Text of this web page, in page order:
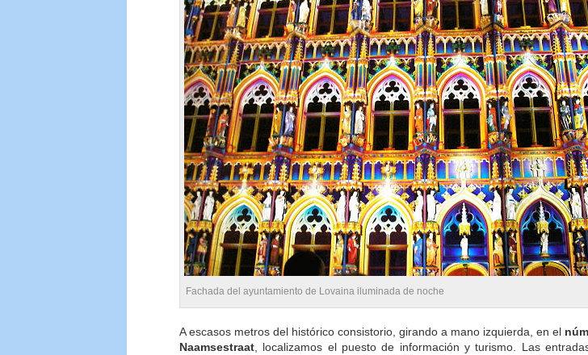
Fachada del ayuntamiento de Lovaina iluminada de noche
A escasos metros del histórico consistorio, girando a mano izquierda, en el
Naamsestraat, localizamos el puesto de información y turismo. Las